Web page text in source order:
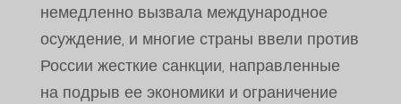
немедленно вызвала международное
осуждение, и многие страны ввели против
России жесткие санкции, направленные
на подрыв ее экономики и ограничение